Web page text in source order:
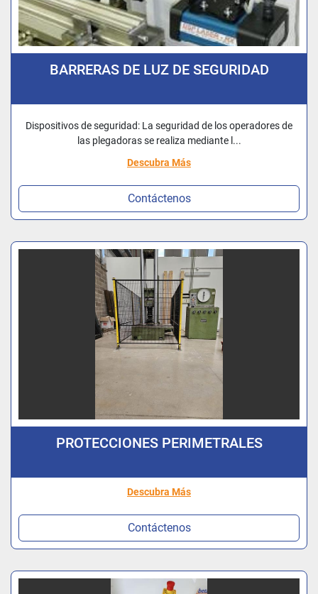
BARRERAS DE LUZ DE SEGURIDAD
Dispositivos de seguridad: La seguridad de los operadores de
las plegadoras se realiza mediante l...
Descubra Más
Contáctenos
PROTECCIONES PERIMETRALES
Descubra Más
Contáctenos